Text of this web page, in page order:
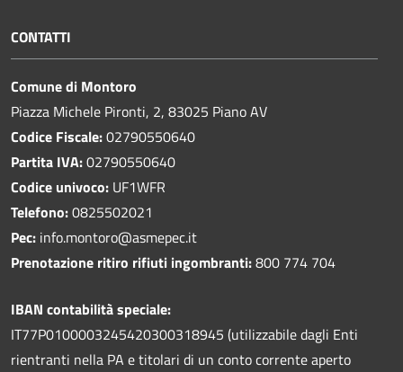
CONTATTI
Comune di Montoro
Piazza Michele Pironti, 2, 83025 Piano AV
Codice Fiscale:02790550640
Partita IVA:02790550640
Codice univoco: UF1WFR
Telefono:0825502021
Pec: info.montoro@asmepec.it
Prenotazione ritiro rifiuti ingombranti:800 774 704
IBAN contabilità speciale:
IT77P0100003245420300318945 (utilizzabile dagli Enti
rientranti nella PA e titolari di un conto corrente aperto